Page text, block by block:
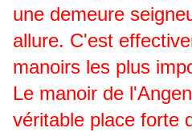
une demeure
allure. C'est
manoirs les plus
Le manoir de
véritable place forte